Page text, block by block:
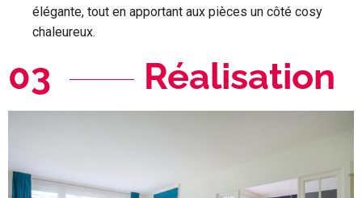
élégante, tout en apportant aux pièces un côté cosy
chaleureux.
03 Réalisation